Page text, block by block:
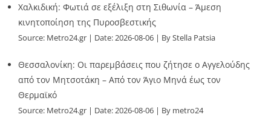
Χαλκιδική: Φωτιά σε εξέλιξη στη Σιθωνία – Άμεση
κινητοποίηση της Πυροσβεστικής
Source: Metro24.gr Date: 2026-08-06 By Stella Patsia
Θεσσαλονίκη: Οι παρεμβάσεις που ζήτησε ο Αγγελούδης
από τον Μητσοτάκη – Από τον Άγιο Μηνά έως τον
Θερμαϊκό
Source: Metro24.gr Date: 2026-08-06 By metro24